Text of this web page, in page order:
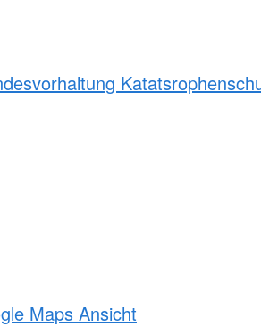
Maps Ansicht